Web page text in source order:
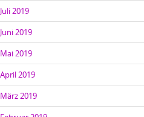
Juli 2019
Juni 2019
Mai 2019
April 2019
März 2019